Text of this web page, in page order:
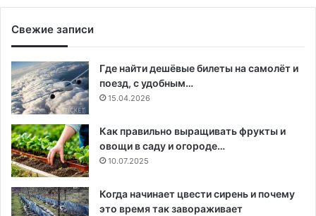
Свежие записи
Где найти дешёвые билеты на самолёт и
поезд, с удобным…
15.04.2026
Как правильно выращивать фрукты и
овощи в саду и огороде…
10.07.2025
Когда начинает цвести сирень и почему
это время так завораживает